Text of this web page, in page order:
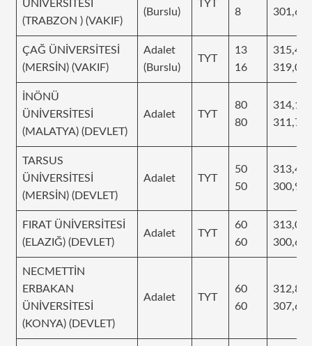
ÜNİVERSİTESİ
(TRABZON ) (VAKIF)
(Burslu)
TYT
8
ÇAĞ ÜNİVERSİTESİ
(MERSİN) (VAKIF)
Adalet
(Burslu)
TYT
13
16
İNÖNÜ
ÜNİVERSİTESİ
(MALATYA) (DEVLET)
Adalet TYT
80
80
TARSUS
ÜNİVERSİTESİ
(MERSİN) (DEVLET)
Adalet TYT
50
50
FIRAT ÜNİVERSİTESİ
(ELAZIĞ) (DEVLET)
Adalet TYT
60
60
300,61
NECMETTİN
ERBAKAN
ÜNİVERSİTESİ
(KONYA) (DEVLET)
Adalet TYT
60
60